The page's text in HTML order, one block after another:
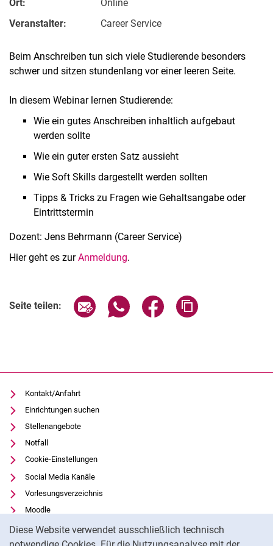
Diese Website verwendet ausschließlich technisch
Ort:
Online
Veranstalter:
Career Service
Beim Anschreiben tun sich viele Studierende besonders
schwer und sitzen stundenlang vor einer leeren Seite.
In diesem Webinar lernen Studierende:
Wie ein gutes Anschreiben inhaltlich aufgebaut
werden sollte
Wie ein guter ersten Satz aussieht
Wie Soft Skills dargestellt werden sollten
Tipps & Tricks zu Fragen wie Gehaltsangabe oder
Eintrittstermin
Dozent: Jens Behrmann (Career Service)
Hier geht es zurAnmeldung.
Seite teilen: Seite über E-Mail teilen
Seite über WhatsApp teilen
Seite über Facebook
Kontakt/Anfahrt
Einrichtungen suchen
Stellenangebote
Notfall
Cookie-Einstellungen
Social Media Kanäle
Vorlesungsverzeichnis
Moodle
Panopto
Universitätsbibliothek